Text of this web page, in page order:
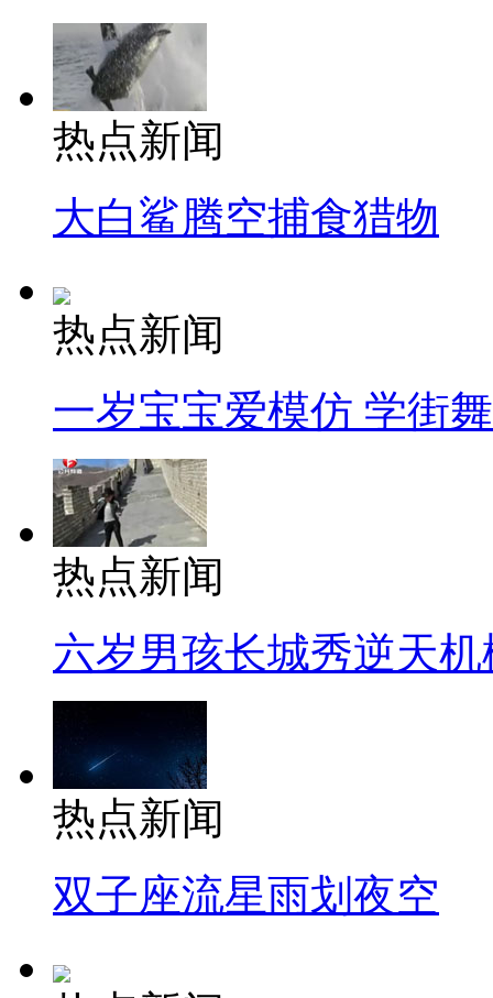
热点新闻
大白鲨腾空捕食猎物
热点新闻
一岁宝宝爱模仿 学街
热点新闻
六岁男孩长城秀逆天机
热点新闻
双子座流星雨划夜空